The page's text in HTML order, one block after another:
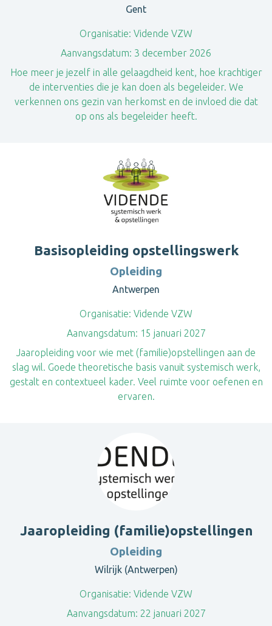
Gent
Organisatie: Vidende VZW
Aanvangsdatum: 3 december 2026
Hoe meer je jezelf in alle gelaagdheid kent, hoe krachtiger
de interventies die je kan doen als begeleider. We
verkennen ons gezin van herkomst en de invloed die dat
op ons als begeleider heeft.
Basisopleiding opstellingswerk
Opleiding
Antwerpen
Organisatie: Vidende VZW
Aanvangsdatum: 15 januari 2027
Jaaropleiding voor wie met (familie)opstellingen aan de
slag wil. Goede theoretische basis vanuit systemisch werk,
gestalt en contextueel kader. Veel ruimte voor oefenen en
ervaren.
Jaaropleiding (familie)opstellingen
Opleiding
Wilrijk (Antwerpen)
Organisatie: Vidende VZW
Aanvangsdatum: 22 januari 2027